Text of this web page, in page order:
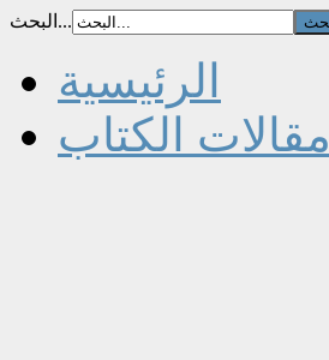
البحث...
الرئيسية
مقالات الكتاب